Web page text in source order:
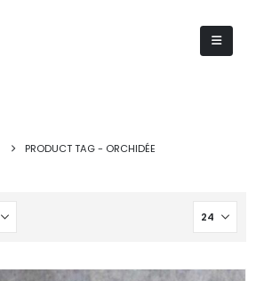
PRODUCT TAG - ORCHIDÉE